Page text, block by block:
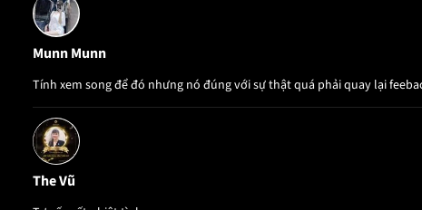
Munn Munn
Tính xem song để đó nhưng nó đúng với sự thật quá phải quay lại
The Vũ